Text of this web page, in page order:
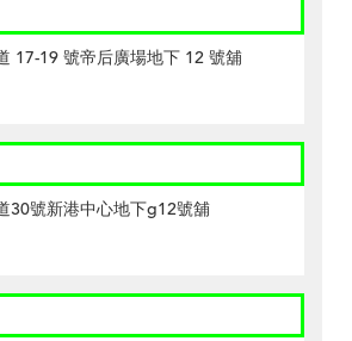
17-19 號帝后廣場地下 12 號舖
30號新港中心地下g12號舖